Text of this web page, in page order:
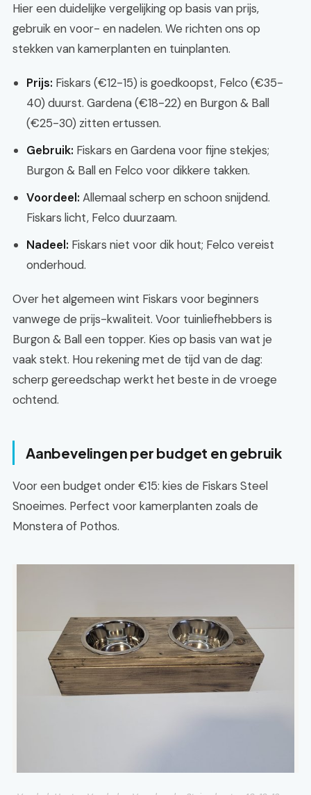
Hier een duidelijke vergelijking op basis van prijs,
gebruik en voor- en nadelen. We richten ons op
stekken van kamerplanten en tuinplanten.
Prijs: Fiskars (€12-15) is goedkoopst, Felco (€35-
40) duurst. Gardena (€18-22) en Burgon & Ball
(€25-30) zitten ertussen.
Gebruik: Fiskars en Gardena voor fijne stekjes;
Burgon & Ball en Felco voor dikkere takken.
Voordeel: Allemaal scherp en schoon snijdend.
Fiskars licht, Felco duurzaam.
Nadeel: Fiskars niet voor dik hout; Felco vereist
onderhoud.
Over het algemeen wint Fiskars voor beginners
vanwege de prijs-kwaliteit. Voor tuinliefhebbers is
Burgon & Ball een topper. Kies op basis van wat je
vaak stekt. Hou rekening met de tijd van de dag:
scherp gereedschap werkt het beste in de vroege
ochtend.
Aanbevelingen per budget en gebruik
Voor een budget onder €15: kies de Fiskars Steel
Snoeimes. Perfect voor kamerplanten zoals de
Monstera of Pothos.